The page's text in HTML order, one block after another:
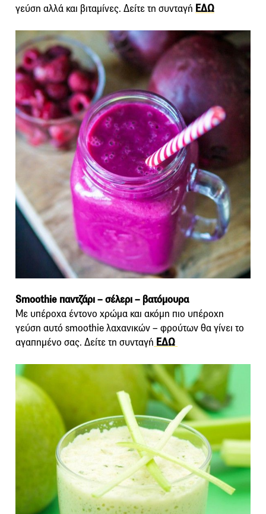
γεύση αλλά και βιταμίνες. Δείτε τη συνταγή ΕΔΩ
Smoothie παντζάρι – σέλερι – βατόμουρα
Με υπέροχα έντονο χρώμα και ακόμη πιο υπέροχη
γεύση αυτό smoothie λαχανικών – φρούτων θα γίνει το
αγαπημένο σας. Δείτε τη συνταγή ΕΔΩ